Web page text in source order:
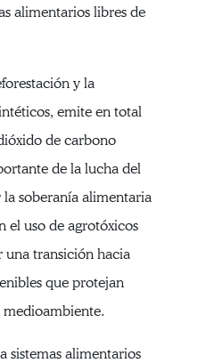
alimentarios libres de
y la
emite en total
de carbono
de la lucha del
soberanía alimentaria
el uso de agrotóxicos
una transición hacia
que protejan
medioambiente.
sistemas alimentarios